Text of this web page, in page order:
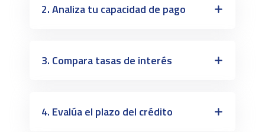
2. Analiza tu capacidad de pago
3. Compara tasas de interés
4. Evalúa el plazo del crédito